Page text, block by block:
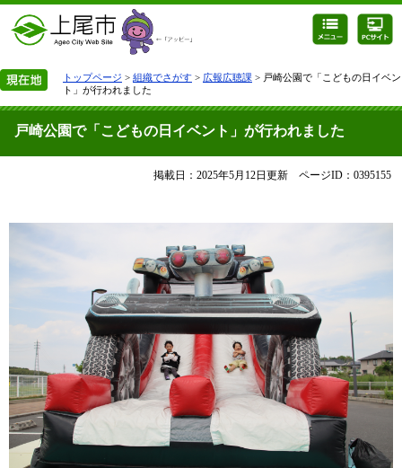
トップページ > 組織でさがす > 広報広聴課 > 戸崎公園で「こどもの日イベン
ト」が行われました
戸崎公園で「こどもの日イベント」が行われました
掲載日：2025年5月12日更新 ページID：0395155